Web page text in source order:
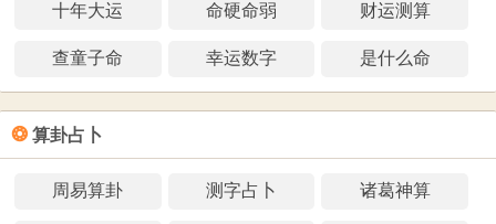
十年大运 命硬命弱 财运测算
查童子命 幸运数字 是什么命
❂ 算卦占卜
周易算卦 测字占卜 诸葛神算